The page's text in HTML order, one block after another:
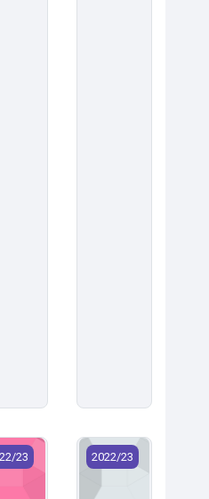
(2022)
MCR - Mezinárodní cestovní
23 KMG/MEO -
2022/23